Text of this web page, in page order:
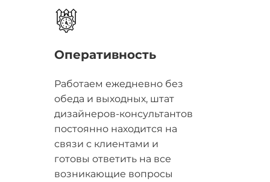
Оперативность
Работаем ежедневно без
обеда и выходных, штат
дизайнеров-консультантов
постоянно находится на
связи с клиентами и
готовы ответить на все
возникающие вопросы